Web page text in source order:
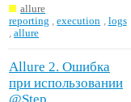
allure
reporting
,execution
logs
allure
Allure 2. Ошибка
при использовании